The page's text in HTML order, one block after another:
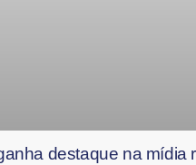
destaque na mídia